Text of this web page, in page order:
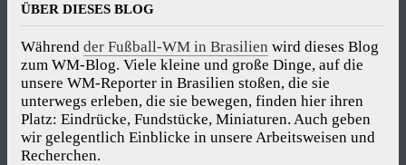
ÜBER DIESES BLOG
Während der Fußball-WM in Brasilien wird dieses Blog
zum WM-Blog. Viele kleine und große Dinge, auf die
unsere WM-Reporter in Brasilien stoßen, die sie
unterwegs erleben, die sie bewegen, finden hier ihren
Platz: Eindrücke, Fundstücke, Miniaturen. Auch geben
wir gelegentlich Einblicke in unsere Arbeitsweisen und
Recherchen.